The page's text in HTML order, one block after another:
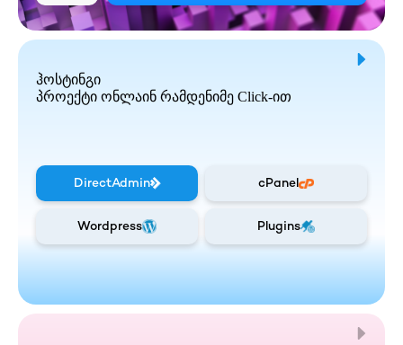
ჰოსტინგი
პროექტი ონლაინ რამდენიმე Click-ით
DirectAdmin cPanel
Wordpress Plugins